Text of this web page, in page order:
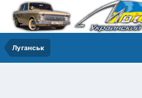
Луганськ